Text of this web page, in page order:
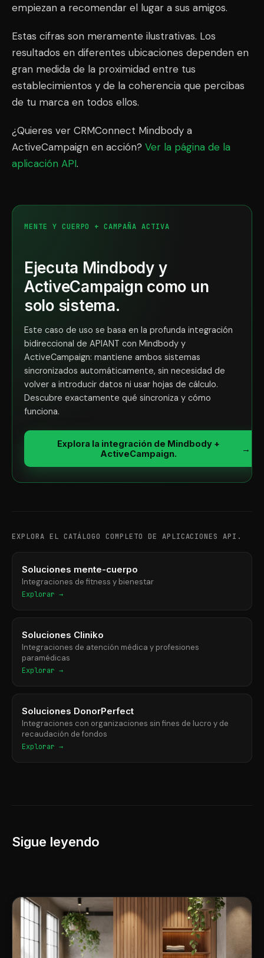
empiezan a recomendar el lugar a sus amigos.
Estas cifras son meramente ilustrativas. Los
resultados en diferentes ubicaciones dependen en
gran medida de la proximidad entre tus
establecimientos y de la coherencia que percibas
de tu marca en todos ellos.
¿Quieres ver CRMConnect Mindbody a
ActiveCampaign en acción? Ver la página de la
aplicación API.
MENTE Y CUERPO + CAMPAÑA ACTIVA
Ejecuta Mindbody y
ActiveCampaign como un
solo sistema.
Este caso de uso se basa en la profunda integración
bidireccional de APIANT con Mindbody y
ActiveCampaign: mantiene ambos sistemas
sincronizados automáticamente, sin necesidad de
volver a introducir datos ni usar hojas de cálculo.
Descubre exactamente qué sincroniza y cómo
funciona.
Explora la integración de Mindbody +
ActiveCampaign.
→
EXPLORA EL CATÁLOGO COMPLETO DE APLICACIONES API.
Soluciones mente-cuerpo
Integraciones de fitness y bienestar
Explorar →
Soluciones Cliniko
Integraciones de atención médica y profesiones
paramédicas
Explorar →
Soluciones DonorPerfect
Integraciones con organizaciones sin fines de lucro y de
recaudación de fondos
Explorar →
Sigue leyendo